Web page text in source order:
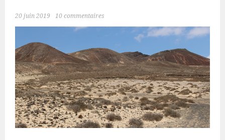
20 juin 2019 10 commentaires